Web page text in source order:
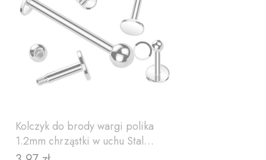
Kolczyk do brody wargi polika
1.2mm chrząstki w uchu Stal
chirurgiczna 316L (w02)